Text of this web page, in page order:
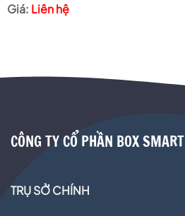
Liên hệ
CÔNG TY CỔ PHẦN BOX SMART
TRỤ SỞ CHÍNH